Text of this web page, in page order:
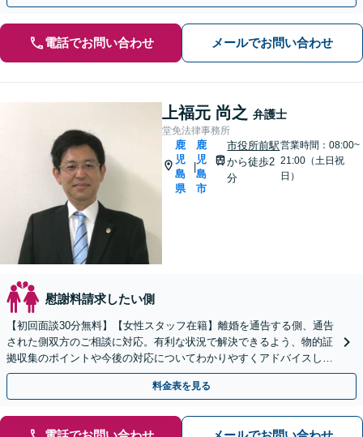
電話でお問い合わせ メールでお問い合わせ
上福元 尚之 弁護士
堂免法律事務所
鹿
児
島
県
鹿
児
島
市
市役所前駅
から徒歩2
分
営業時間：08:00~
21:00（土日祝
日）
慰謝料請求したい側
【初回面談30分無料】【女性スタッフ在籍】離婚を通告する側、通告
された側双方のご相談に対応。有利な状況で解決できるよう、物的証
拠収集のポイントや今後の対応についてわかりやすくアドバイスしま
す【市役所前2分】【休日・夜間面談OK】
料金表を見る